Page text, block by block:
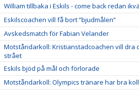
William tillbaka i Eskils - come back redan
Eskilscoachen vill få bort ”bjudmålen”
Avskedsmatch för Fabian Velander
Motståndarkoll: Kristianstadcoachen vill dra
strået
Eskils bjöd på mål och förlorade
Motståndarkoll: Olympics tränare har bra